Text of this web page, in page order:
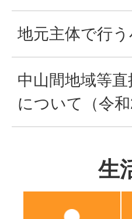
地元主体で行
中山間地域等
について（令
生